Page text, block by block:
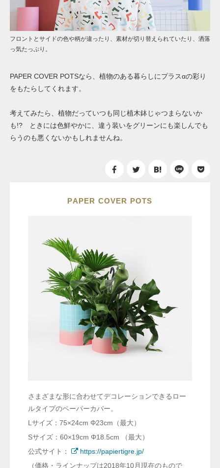
フロントとサイドの色や柄が違ったり、素材が切り替えられていたり、洒落
っ気たっぷり。
PAPER COVER POTSなら、植物のある暮らしにプラスαの彩り
をもたらしてくれます。
考えてみたら、植物だっていつも同じ植木鉢じゃつまらないか
も!? ときには色鮮やかに、違う装いをグリーンにも楽しんでも
らうのも悪くないかもしれませんね。
PAPER COVER POTS
さまざまな形に合わせてデコレーションできるロー
ルタイプのペーパーカバー。
Lサイズ：75×24cm Φ23cm（最大）
Sサイズ：60×19cm Φ18.5cm （最大）
公式サイト：
https://papiertigre.jp/
（価格・ラインナップは2018年10月現在のもので